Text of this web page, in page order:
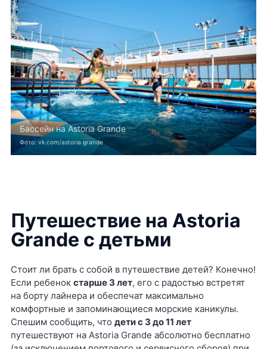
Бассейн на Astoria Grande
Фото: vk.com/astoria.grande
Путешествие на Astoria
Grande с детьми
Стоит ли брать с собой в путешествие детей? Конечно!
Если ребенок старше 3 лет, его с радостью встретят
на борту лайнера и обеспечат максимально
комфортные и запоминающиеся морские каникулы.
Спешим сообщить, что дети с 3 до 11 лет
путешествуют на Astoria Grande абсолютно бесплатно